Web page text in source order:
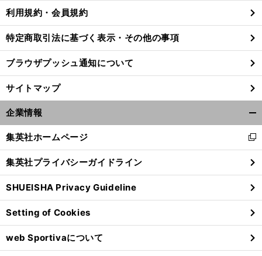
利用規約・会員規約
特定商取引法に基づく表示・その他の事項
ブラウザプッシュ通知について
サイトマップ
企業情報
閉
る
集英社ホームページ
新
し
い
ウ
ィ
ン
ド
ウ
で
開
集英社プライバシーガイドライン
SHUEISHA Privacy Guideline
Setting of Cookies
web Sportivaについて